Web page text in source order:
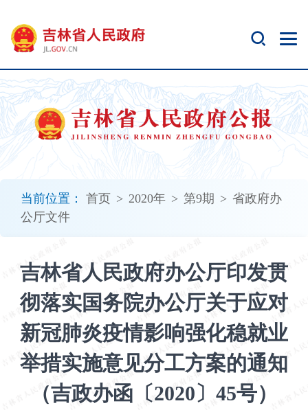
当前位置： 首页 > 2020年 > 第9期 > 省政府办
公厅文件
吉林省人民政府办公厅印发贯
彻落实国务院办公厅关于应对
新冠肺炎疫情影响强化稳就业
举措实施意见分工方案的通知
（吉政办函〔2020〕45号）
开
无
障
碍
说
明
加